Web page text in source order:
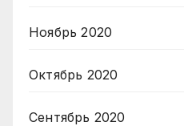
Ноябрь 2020
Октябрь 2020
Сентябрь 2020